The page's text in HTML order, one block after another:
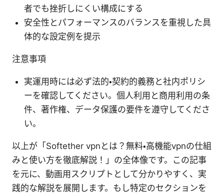
者でも挫折しにくい構成にする
安全性とパフォーマンスのバランスを重視した具
体的な設定例を提示
注意事項
実運用時には必ず法的・契約的義務と社内ポリシ
ーを確認してください。個人利用と商用利用の条
件、著作権、データ保護の要件を遵守してくださ
い。
以上が「Softether vpnとは？無料・高機能vpnの仕組
みと使い方を徹底解説！」の全体像です。この記事
を元に、動画用スクリプトとして分かりやすく、実
践的な解説を展開します。もし特定のセクションを